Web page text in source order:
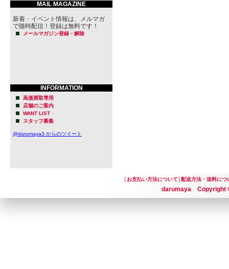
MAIL MAGAZINE
新着・イベント情報は、メルマガ
で随時配信！登録は無料です！
メールマガジン登録・解除
INFORMATION
高価買取専用
店舗のご案内
WANT LIST
スタッフ募集
@darumaya3 からのツイート
お支払い方法について│ 配送方法・送料につ
darumaya Copyright